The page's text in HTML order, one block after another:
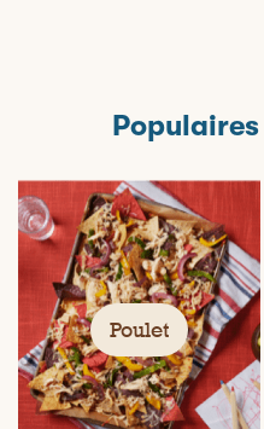
Poulet